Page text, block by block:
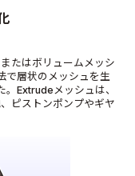
たはボリュームメッシ
で層状のメッシュを生
Extrude メッシュは、
ピストンポンプやギヤ